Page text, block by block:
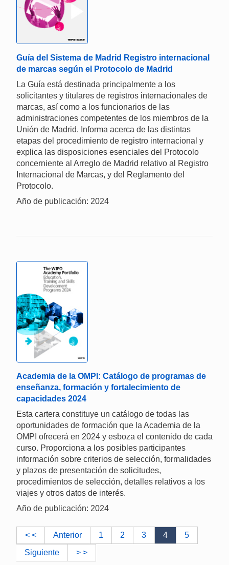
Guía del Sistema de Madrid Registro internacional
de marcas según el Protocolo de Madrid
La Guía está destinada principalmente a los
solicitantes y titulares de registros internacionales de
marcas, así como a los funcionarios de las
administraciones competentes de los miembros de la
Unión de Madrid. Informa acerca de las distintas
etapas del procedimiento de registro internacional y
explica las disposiciones esenciales del Protocolo
concerniente al Arreglo de Madrid relativo al Registro
Internacional de Marcas, y del Reglamento del
Protocolo.
Año de publicación: 2024
Academia de la OMPI: Catálogo de programas de
enseñanza, formación y fortalecimiento de
capacidades 2024
Esta cartera constituye un catálogo de todas las
oportunidades de formación que la Academia de la
OMPI ofrecerá en 2024 y esboza el contenido de cada
curso. Proporciona a los posibles participantes
información sobre criterios de selección, formalidades
y plazos de presentación de solicitudes,
procedimientos de selección, detalles relativos a los
viajes y otros datos de interés.
Año de publicación: 2024
< < Anterior 1 2 3 4
5
Siguiente
> >